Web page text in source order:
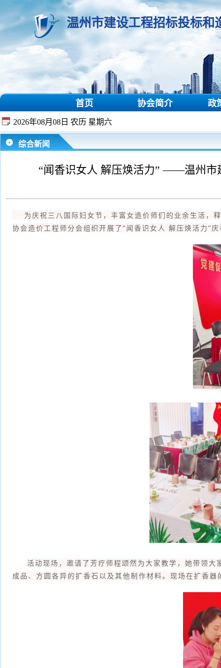
温州市建设工程招标投标和
首页 协会简介 政
2026年08月08日 农历 星期六
综合新闻
“闻香识女人 解压焕活力” ——温州市
为庆祝三八国际妇女节，丰富女造价师们的业余生活，
协会造价工程师分会组织开展了“闻香识女人 解压焕活力”
活动现场，邀请了芳疗师程颂然为大家教学，她带领
成品、方圆各异的扩香石以及其他制作材料。现场在扩香